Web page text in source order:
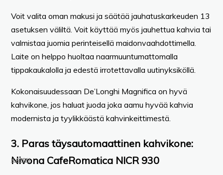
KAHVI
Voit valita oman makusi ja säätää jauhatuskarkeuden 13
asetuksen väliltä. Voit käyttää myös jauhettua kahvia tai
valmistaa juomia perinteisellä maidonvaahdottimella.
Laite on helppo huoltaa naarmuuntumattomalla
tippakaukalolla ja edestä irrotettavalla uutinyksiköllä.
Kokonaisuudessaan De’Longhi Magnifica on hyvä
kahvikone, jos haluat juoda joka aamu hyvää kahvia
modernista ja tyylikkäästä kahvinkeittimestä.
3. Paras täysautomaattinen kahvikone:
Nivona CafeRomatica NICR 930